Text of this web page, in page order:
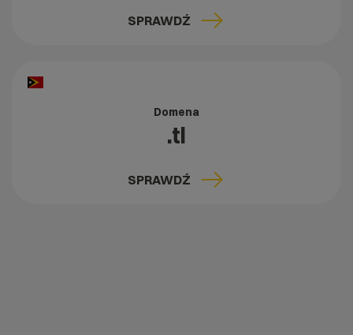
SPRAWDŹ
Domena
.tl
SPRAWDŹ